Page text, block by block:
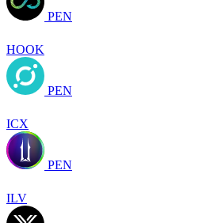
PEN
HOOK
PEN
ICX
PEN
ILV